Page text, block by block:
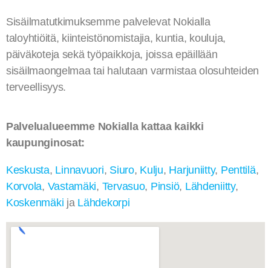
Sisäilmatutkimuksemme palvelevat Nokialla
taloyhtiöitä, kiinteistönomistajia, kuntia, kouluja,
päiväkoteja sekä työpaikkoja, joissa epäillään
sisäilmaongelmaa tai halutaan varmistaa olosuhteiden
terveellisyys.
Palvelualueemme Nokialla kattaa kaikki
kaupunginosat:
Keskusta, Linnavuori, Siuro, Kulju, Harjuniitty, Penttilä,
Korvola, Vastamäki, Tervasuo, Pinsiö, Lähdeniitty,
Koskenmäki ja Lähdekorpi